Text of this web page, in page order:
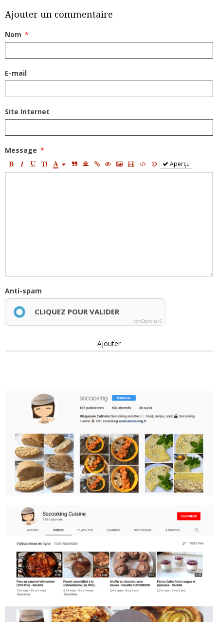
Ajouter un commentaire
Nom
E-mail
Site Internet
Message
Aperçu
Anti-spam
CLIQUEZ POUR VALIDER
IconCaptcha ©
Ajouter